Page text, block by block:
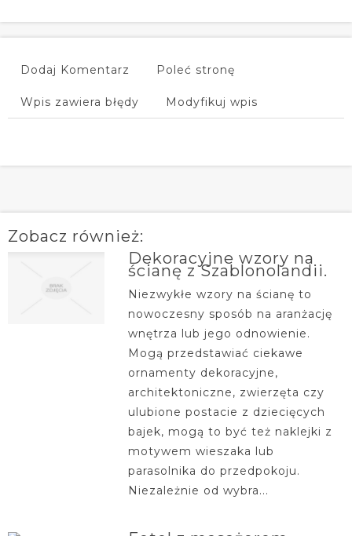
Dodaj Komentarz Poleć stronę
Wpis zawiera błędy Modyfikuj wpis
Zobacz również:
Dekoracyjne wzory na
ścianę z Szablonolandii.
Niezwykłe wzory na ścianę to
nowoczesny sposób na aranżację
wnętrza lub jego odnowienie.
Mogą przedstawiać ciekawe
ornamenty dekoracyjne,
architektoniczne, zwierzęta czy
ulubione postacie z dziecięcych
bajek, mogą to być też naklejki z
motywem wieszaka lub
parasolnika do przedpokoju.
Niezależnie od wybra...